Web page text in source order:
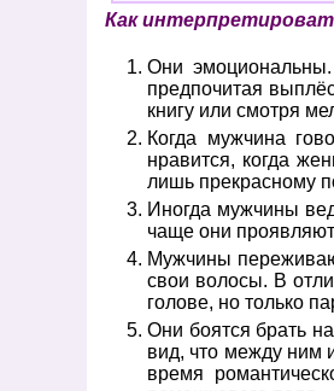
Как
Они
предпочитая
книгу или смотря
Когда мужчина
нравится, когда
лишь прекрасному
Иногда мужчины
чаще они
Мужчины
свои волосы. В
голове, но только
Они боятся брать
вид, что между ним
время